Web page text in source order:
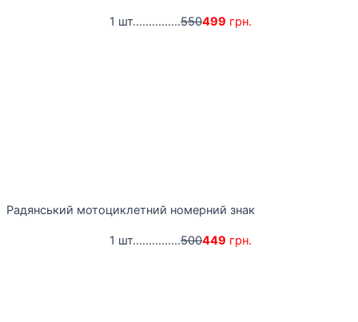
1 шт...............550499 грн.
Радянський мотоциклетний номерний знак
1 шт...............500449 грн.